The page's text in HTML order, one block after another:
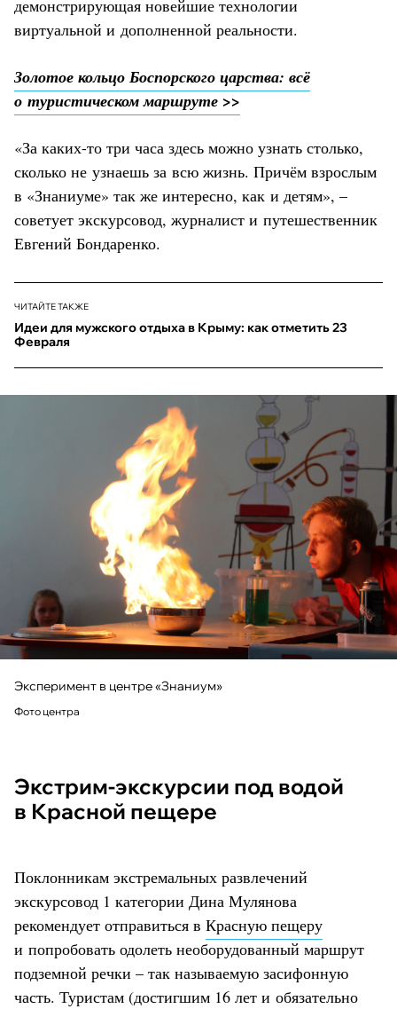
демонстрирующая новейшие технологии
виртуальной и дополненной реальности.
Золотое кольцо Боспорского царства: всё
о туристическом маршруте >>
«За каких-то три часа здесь можно узнать столько,
сколько не узнаешь за всю жизнь. Причём взрослым
в «Знаниуме» так же интересно, как и детям», –
советует экскурсовод, журналист и путешественник
Евгений Бондаренко.
ЧИТАЙТЕ ТАКЖЕ
Идеи для мужского отдыха в Крыму: как отметить 23
Февраля
Эксперимент в центре «Знаниум»
Фото центра
Экстрим-экскурсии под водой
в Красной пещере
Поклонникам экстремальных развлечений
экскурсовод 1 категории Дина Мулянова
рекомендует отправиться в Красную пещеру
и попробовать одолеть необорудованный маршрут
подземной речки – так называемую засифонную
часть. Туристам (достигшим 16 лет и обязательно